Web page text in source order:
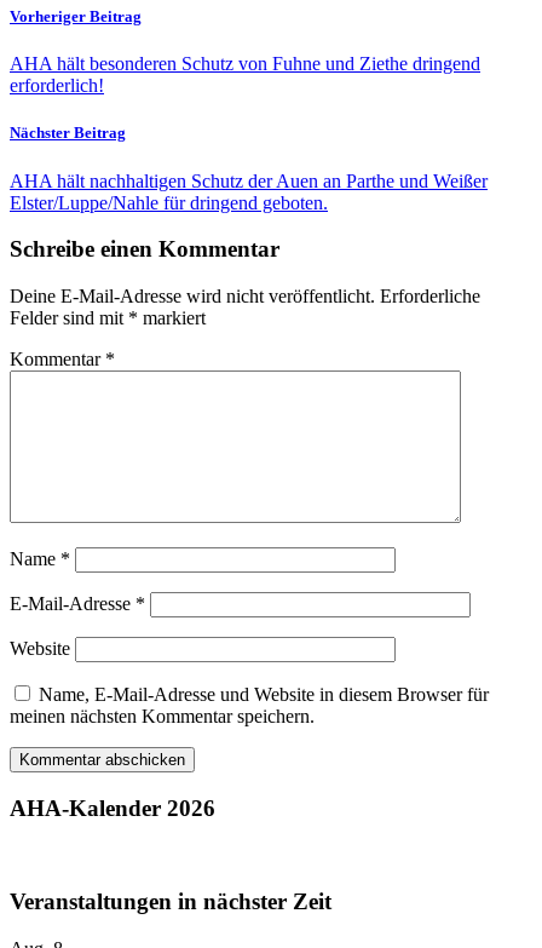
Vorheriger Beitrag
AHA hält besonderen Schutz von Fuhne und Ziethe dringend
erforderlich!
Nächster Beitrag
AHA hält nachhaltigen Schutz der Auen an Parthe und Weißer
Elster/Luppe/Nahle für dringend geboten.
Schreibe einen Kommentar
Deine E-Mail-Adresse wird nicht veröffentlicht. Erforderliche
Felder sind mit * markiert
Kommentar *
Name *
E-Mail-Adresse *
Website
Name, E-Mail-Adresse und Website in diesem Browser für
meinen nächsten Kommentar speichern.
AHA-Kalender 2026
Veranstaltungen in nächster Zeit